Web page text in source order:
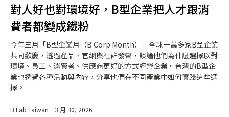
對人好也對環境好，B型企業把人才跟消
費者都變成鐵粉
今年三月「B型企業月（B Corp Month）」全球一萬多家B型企業
共同歡慶，透過產品、官網與社群發聲，談論他們為什麼選擇以對
環境、員工、消費者、供應商更好的方式經營企業。台灣的B型企
業也透過各種活動與內容，分享他們在不同產業中如何實踐這些選
擇。
B Lab Taiwan 3 月 30, 2026